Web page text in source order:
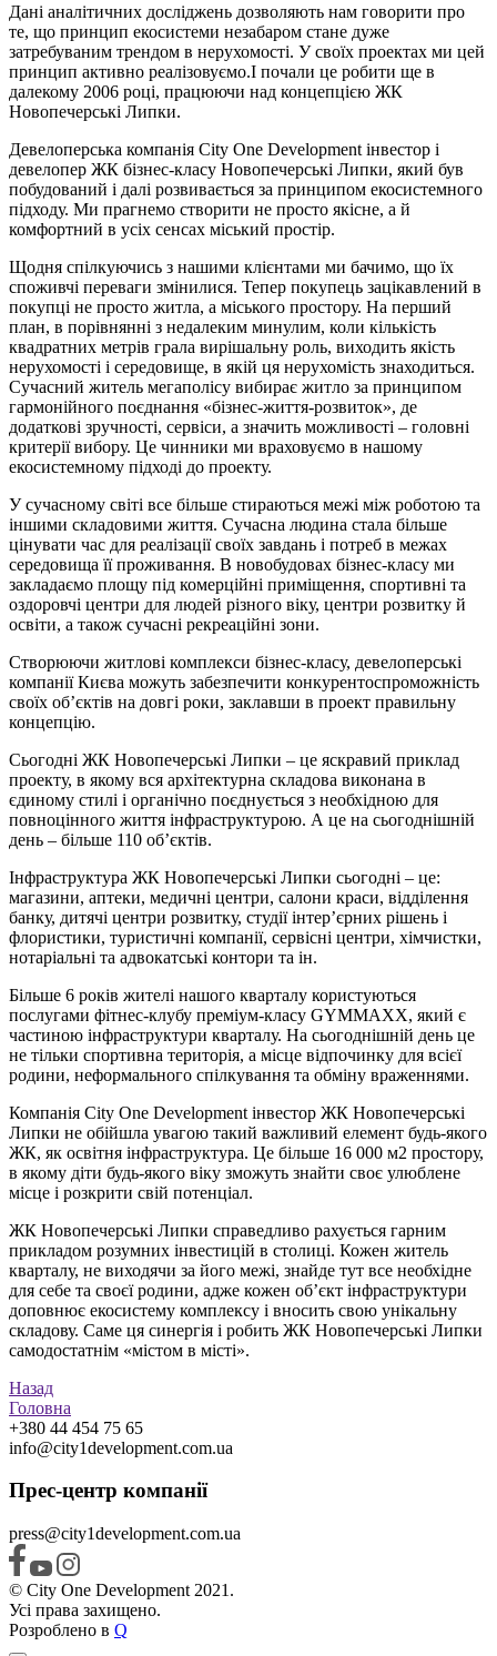
Дані аналітичних досліджень дозволяють нам говорити про
те, що принцип екосистеми незабаром стане дуже
затребуваним трендом в нерухомості. У своїх проектах ми цей
принцип активно реалізовуємо.І почали це робити ще в
далекому 2006 році, працюючи над концепцією ЖК
Новопечерські Липки.
Девелоперська компанія City One Development інвестор і
девелопер ЖК бізнес-класу Новопечерські Липки, який був
побудований і далі розвивається за принципом екосистемного
підходу. Ми прагнемо створити не просто якісне, а й
комфортний в усіх сенсах міський простір.
Щодня спілкуючись з нашими клієнтами ми бачимо, що їх
споживчі переваги змінилися. Тепер покупець зацікавлений в
покупці не просто житла, а міського простору. На перший
план, в порівнянні з недалеким минулим, коли кількість
квадратних метрів грала вирішальну роль, виходить якість
нерухомості і середовище, в якій ця нерухомість знаходиться.
Сучасний житель мегаполісу вибирає житло за принципом
гармонійного поєднання «бізнес-життя-розвиток», де
додаткові зручності, сервіси, а значить можливості – головні
критерії вибору. Це чинники ми враховуємо в нашому
екосистемному підході до проекту.
У сучасному світі все більше стираються межі між роботою та
іншими складовими життя. Сучасна людина стала більше
цінувати час для реалізації своїх завдань і потреб в межах
середовища її проживання. В новобудовах бізнес-класу ми
закладаємо площу під комерційні приміщення, спортивні та
оздоровчі центри для людей різного віку, центри розвитку й
освіти, а також сучасні рекреаційні зони.
Створюючи житлові комплекси бізнес-класу, девелоперські
компанії Києва можуть забезпечити конкурентоспроможність
своїх об’єктів на довгі роки, заклавши в проект правильну
концепцію.
Сьогодні ЖК Новопечерські Липки – це яскравий приклад
проекту, в якому вся архітектурна складова виконана в
єдиному стилі і органічно поєднується з необхідною для
повноцінного життя інфраструктурою. А це на сьогоднішній
день – більше 110 об’єктів.
Інфраструктура ЖК Новопечерські Липки сьогодні – це:
магазини, аптеки, медичні центри, салони краси, відділення
банку, дитячі центри розвитку, студії інтер’єрних рішень і
флористики, туристичні компанії, сервісні центри, хімчистки,
нотаріальні та адвокатські контори та ін.
Більше 6 років жителі нашого кварталу користуються
послугами фітнес-клубу преміум-класу GYMMAXX, який є
частиною інфраструктури кварталу. На сьогоднішній день це
не тільки спортивна територія, а місце відпочинку для всієї
родини, неформального спілкування та обміну враженнями.
Компанія City One Development інвестор ЖК Новопечерські
Липки не обійшла увагою такий важливий елемент будь-якого
ЖК, як освітня інфраструктура. Це більше 16 000 м2 простору,
в якому діти будь-якого віку зможуть знайти своє улюблене
місце і розкрити свій потенціал.
ЖК Новопечерські Липки справедливо рахується гарним
прикладом розумних інвестицій в столиці. Кожен житель
кварталу, не виходячи за його межі, знайде тут все необхідне
для себе та своєї родини, адже кожен об’єкт інфраструктури
доповнює екосистему комплексу і вносить свою унікальну
складову. Саме ця синергія і робить ЖК Новопечерські Липки
самодостатнім «містом в місті».
Назад
Головна
+380 44 454 75 65
info@city1development.com.ua
Прес-центр компанії
press@city1development.com.ua
© City One Development 2021.
Усі права захищено.
Розроблено в Q